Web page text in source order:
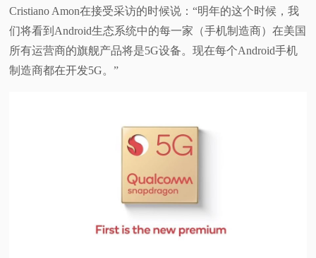
体
验
Cristiano Amon在接受采访的时候说：“明年的这个时候，我
们将看到Android生态系统中的每一家（手机制造商）在美国
所有运营商的旗舰产品将是5G设备。现在每个Android手机
制造商都在开发5G。”